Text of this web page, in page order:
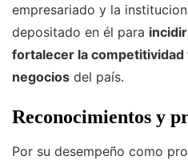
empresariado y la
depositado en él para
fortalecer la competitividad
negocios del país.
Reconocimientos y
Por su desempeño como